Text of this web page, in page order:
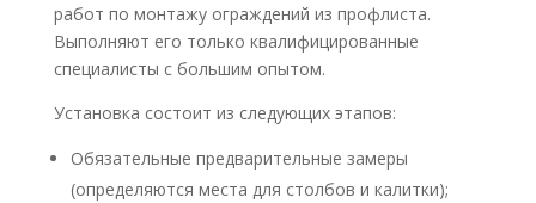
работ по монтажу ограждений из профлиста.
Выполняют его только квалифицированные
специалисты с большим опытом.
Установка состоит из следующих этапов:
Обязательные предварительные замеры
(определяются места для столбов и калитки);